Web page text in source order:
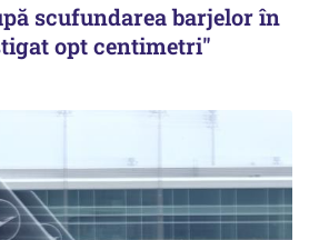
scufundarea barjelor în
opt centimetri"